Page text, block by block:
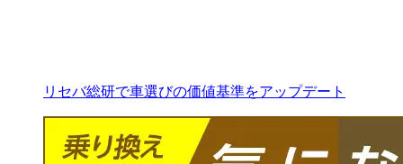
リセバ総研で車選びの価値基準をアップデート